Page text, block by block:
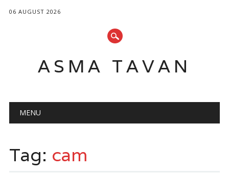
06 AUGUST 2026
ASMA TAVAN
Main menu
MENU
Tag: cam